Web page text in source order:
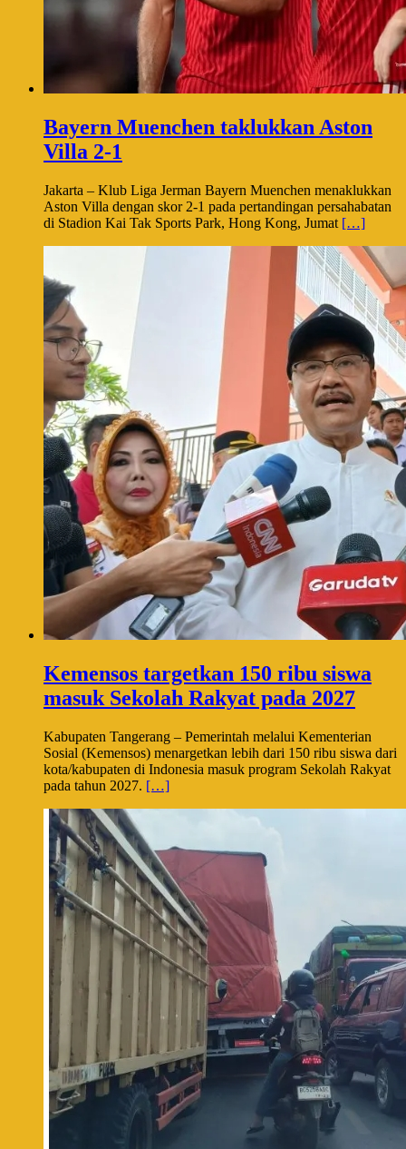
Bayern Muenchen taklukkan Aston
Villa 2-1
Jakarta – Klub Liga Jerman Bayern Muenchen menaklukkan
Aston Villa dengan skor 2-1 pada pertandingan persahabatan
di Stadion Kai Tak Sports Park, Hong Kong, Jumat […]
Kemensos targetkan 150 ribu siswa
masuk Sekolah Rakyat pada 2027
Kabupaten Tangerang – Pemerintah melalui Kementerian
Sosial (Kemensos) menargetkan lebih dari 150 ribu siswa dari
kota/kabupaten di Indonesia masuk program Sekolah Rakyat
pada tahun 2027. […]